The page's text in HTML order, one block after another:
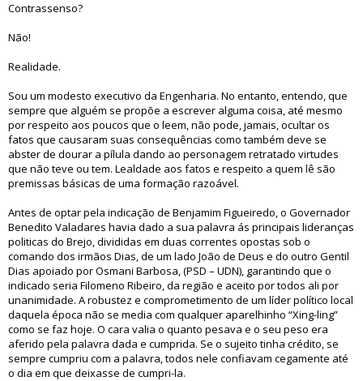
Contrassenso?
Não!
Realidade.
Sou um modesto executivo da Engenharia. No entanto, entendo, que
sempre que alguém se propõe a escrever alguma coisa, até mesmo
por respeito aos poucos que o leem, não pode, jamais, ocultar os
fatos que causaram suas consequências como também deve se
abster de dourar a pílula dando ao personagem retratado virtudes
que não teve ou tem. Lealdade aos fatos e respeito a quem lê são
premissas básicas de uma formação razoável.
Antes de optar pela indicação de Benjamim Figueiredo, o Governador
Benedito Valadares havia dado a sua palavra ás principais lideranças
politicas do Brejo, divididas em duas correntes opostas sob o
comando dos irmãos Dias, de um lado João de Deus e do outro Gentil
Dias apoiado por Osmani Barbosa, (PSD – UDN), garantindo que o
indicado seria Filomeno Ribeiro, da região e aceito por todos ali por
unanimidade. A robustez e comprometimento de um líder político local
daquela época não se media com qualquer aparelhinho “Xing-ling”
como se faz hoje. O cara valia o quanto pesava e o seu peso era
aferido pela palavra dada e cumprida. Se o sujeito tinha crédito, se
sempre cumpriu com a palavra, todos nele confiavam cegamente até
o dia em que deixasse de cumpri-la.